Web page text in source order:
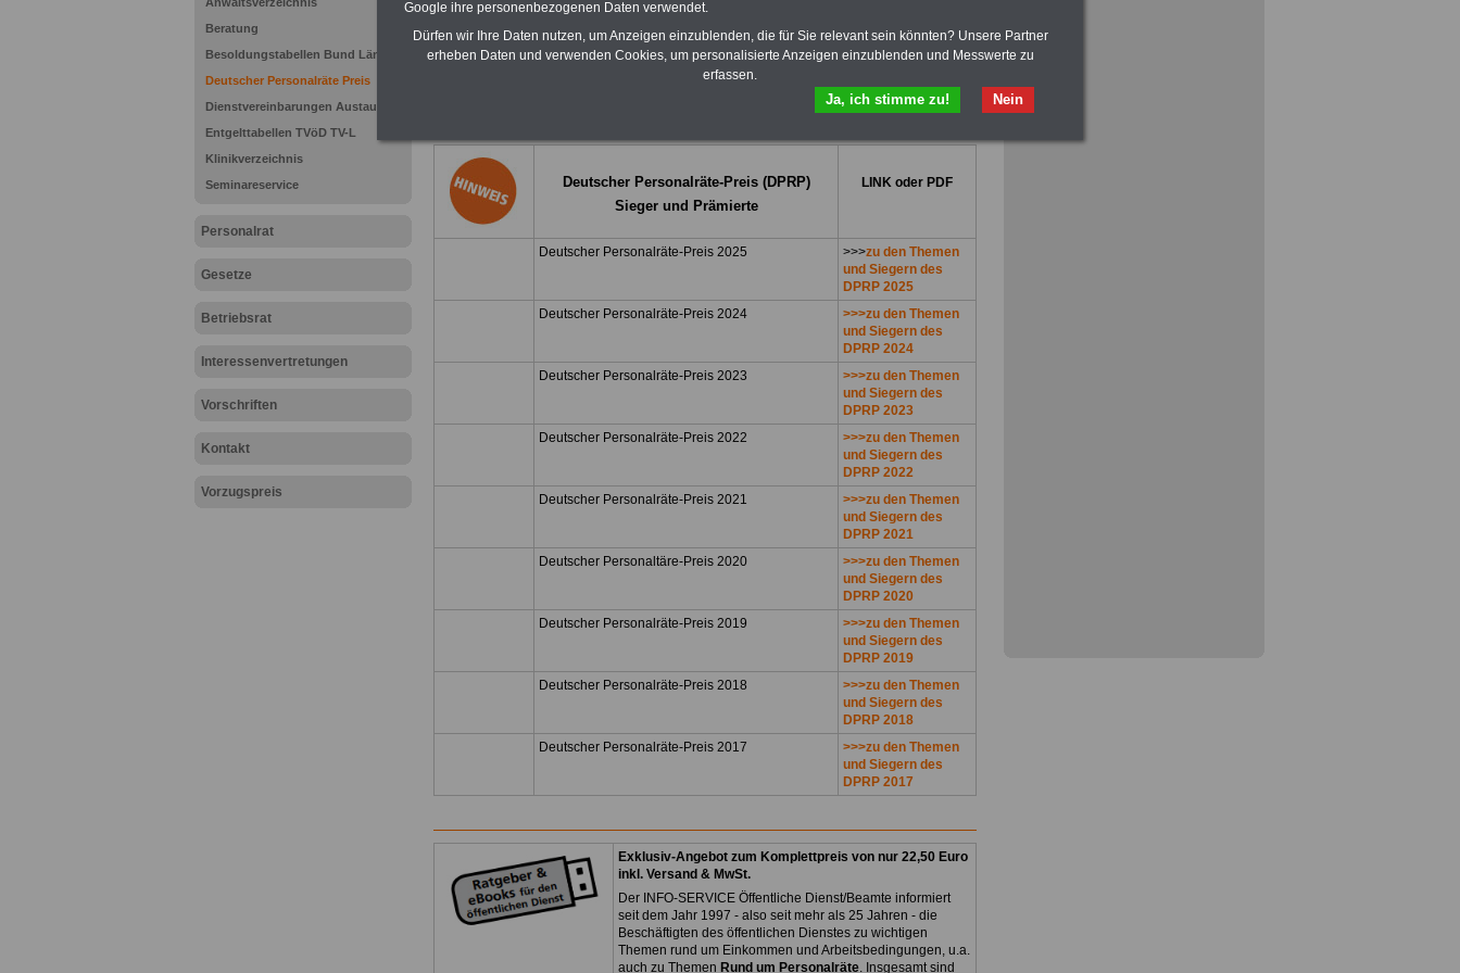
Beratung
Besoldungstabellen Bund Länder
Deutscher Personalräte Preis
Dienstvereinbarungen Austausch
Entgelttabellen TVöD TV-L
Klinikverzeichnis
Seminareservice
Personalrat
Gesetze
Betriebsrat
Interessenvertretungen
Vorschriften
Kontakt
Vorzugspreis
Auszeichnung und Würdigung beispielhafter Projekte soll die Arbeit und der Einsatz von
Schwerbehindertenvertretungen sowie die Jugend- und Auszubildendenvertretungen.
Wertschätzung der Arbeit von Personalvertretungen
Beispielhafte Personalratsarbeit in Bund, Ländern und Gemeinden. Bereits 12 Mal hat die
Zeitschrift »Der Personalrat« den »Deutschen Personalräte-Preis« verliehen.
Deutscher Personalräte-Preis (DPRP)
Sieger und Prämierte
LINK oder PDF
Deutscher Personalräte-Preis 2025 >>>zu den Themen
und Siegern des
DPRP 2025
Deutscher Personalräte-Preis 2024
>>>zu den Themen
und Siegern des
DPRP 2024
Deutscher Personalräte-Preis 2023
>>>zu den Themen
und Siegern des
DPRP 2023
Deutscher Personalräte-Preis 2022
>>>zu den Themen
und Siegern des
DPRP 2022
Deutscher Personalräte-Preis 2021
>>>zu den Themen
und Siegern des
DPRP 2021
Deutscher Personaltäre-Preis 2020
>>>zu den Themen
und Siegern des
DPRP 2020
Deutscher Personalräte-Preis 2019
>>>zu den Themen
und Siegern des
DPRP 2019
Deutscher Personalräte-Preis 2018
>>>zu den Themen
und Siegern des
DPRP 2018
Deutscher Personalräte-Preis 2017
>>>zu den Themen
und Siegern des
DPRP 2017
Exklusiv-Angebot zum Komplettpreis von nur 22,50 Euro
inkl. Versand & MwSt.
Der INFO-SERVICE Öffentliche Dienst/Beamte informiert
seit dem Jahr 1997 - also seit mehr als 25 Jahren - die
Beschäftigten des öffentlichen Dienstes zu wichtigen
Themen rund um Einkommen und Arbeitsbedingungen, u.a.
auch zu Themen Rund um Personalräte. Insgesamt sind
Google ihre personenbezogenen Daten verwendet.
Dürfen wir Ihre Daten nutzen, um Anzeigen einzublenden, die für Sie relevant sein könnten? Unsere Partner
erheben Daten und verwenden Cookies, um personalisierte Anzeigen einzublenden und Messwerte zu
erfassen.
Nein
Ja, ich stimme zu!